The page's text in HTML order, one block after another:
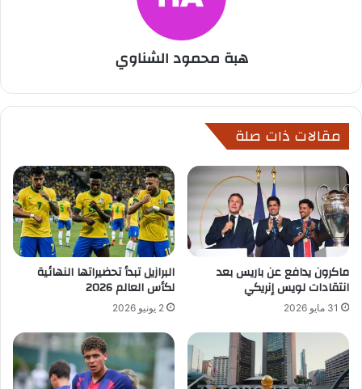
هبة محمود الشناوي
مقالات ذات صلة
ماكرون يدافع عن باريس بعد
انتقادات لويس إنريكي
31 مايو 2026
البرازيل تبدأ تحضيراتها النهائية
لكأس العالم 2026
2 يونيو 2026